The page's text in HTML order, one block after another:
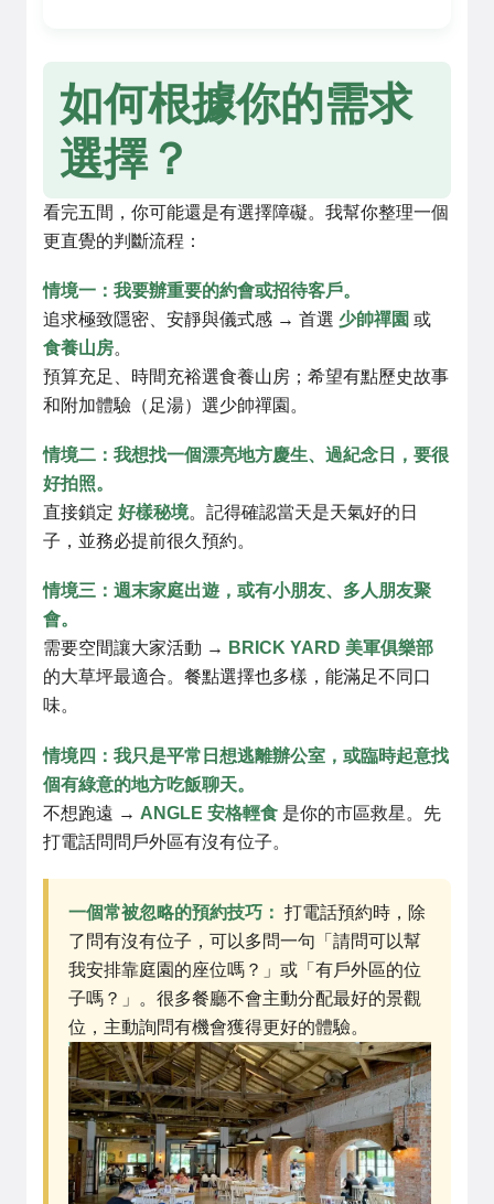
如何根據你的需求
選擇？
看完五間，你可能還是有選擇障礙。我幫你整理一個
更直覺的判斷流程：
情境一：我要辦重要的約會或招待客戶。
追求極致隱密、安靜與儀式感 → 首選 少帥禪園 或
食養山房。
預算充足、時間充裕選食養山房；希望有點歷史故事
和附加體驗（足湯）選少帥禪園。
情境二：我想找一個漂亮地方慶生、過紀念日，要很
好拍照。
直接鎖定 好樣秘境。記得確認當天是天氣好的日
子，並務必提前很久預約。
情境三：週末家庭出遊，或有小朋友、多人朋友聚
會。
需要空間讓大家活動 → BRICK YARD 美軍俱樂部
的大草坪最適合。餐點選擇也多樣，能滿足不同口
味。
情境四：我只是平常日想逃離辦公室，或臨時起意找
個有綠意的地方吃飯聊天。
不想跑遠 → ANGLE 安格輕食 是你的市區救星。先
打電話問問戶外區有沒有位子。
一個常被忽略的預約技巧： 打電話預約時，除
了問有沒有位子，可以多問一句「請問可以幫
我安排靠庭園的座位嗎？」或「有戶外區的位
子嗎？」。很多餐廳不會主動分配最好的景觀
位，主動詢問有機會獲得更好的體驗。